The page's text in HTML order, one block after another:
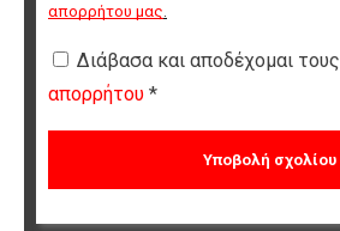
απορρήτου μας
Διάβασα και αποδέχομαι τους
απορρήτου *